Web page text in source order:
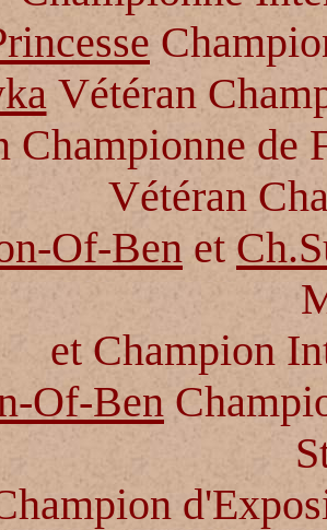
Vétéran
Championne de
Vétéran
Of-Ben et
et Champion
Of-Ben